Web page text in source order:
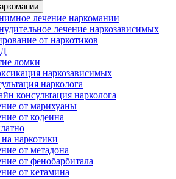
лечение наркомании
лечение наркозависимых
от наркотиков
ломки
наркозависимых
нарколога
консультация нарколога
от марихуаны
от кодеина
на наркотики
от метадона
от фенобарбитала
от кетамина